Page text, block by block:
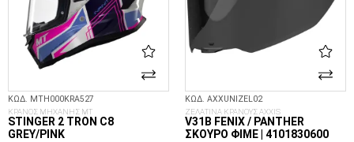
ΚΩΔ. MTH000KRA527
ΚΡΑΝΟΣ ΜΗΧΑΝΗΣ MT
STINGER 2 TRON C8
GREY/PINK
ΚΩΔ. AXXUNIZEL02
ΖΕΛΑΤΙΝΑ ΚΡΑΝΟΥΣ AXXIS
V31B FENIX / PANTHER
ΣΚΟΎΡΟ ΦΙΜΈ | 4101830600